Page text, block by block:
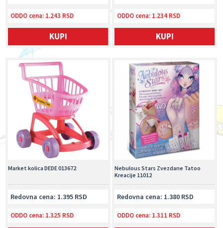
ODDO cena: 1.234 RSD
KUPI
ODDO cena: 1.243 RSD
KUPI
Nebulous Stars Zvezdane Tatoo
Kreacije 11012
Redovna cena: 1.380 RSD
ODDO cena: 1.311 RSD
Market kolica DEDE 013672
Redovna cena: 1.395 RSD
ODDO cena: 1.325 RSD